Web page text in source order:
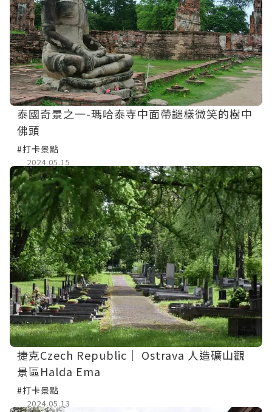
泰國奇景之一-瑪哈泰寺中面帶謎樣微笑的樹中
佛頭
#打卡景點
2024.05.15
捷克Czech Republic｜ Ostrava 人造礦山觀
景區Halda Ema
#打卡景點
2024.05.13